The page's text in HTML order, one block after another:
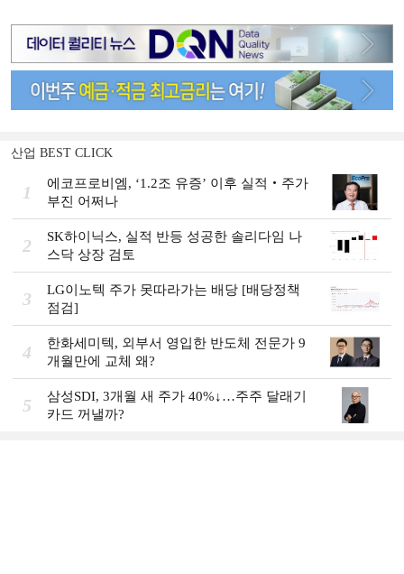
산업 BEST CLICK
1
에코프로비엠, ‘1.2조 유증’ 이후 실적‧주가
부진 어쩌나
2
SK하이닉스, 실적 반등 성공한 솔리다임 나
스닥 상장 검토
3
LG이노텍 주가 못따라가는 배당 [배당정책
점검]
4
한화세미텍, 외부서 영입한 반도체 전문가 9
개월만에 교체 왜?
5
삼성SDI, 3개월 새 주가 40%↓…주주 달래기
카드 꺼낼까?